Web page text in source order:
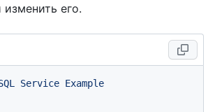
его.
Service Example